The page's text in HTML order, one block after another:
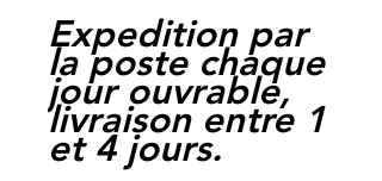
Expedition par
la poste chaque
jour ouvrable,
livraison entre 1
et 4 jours.